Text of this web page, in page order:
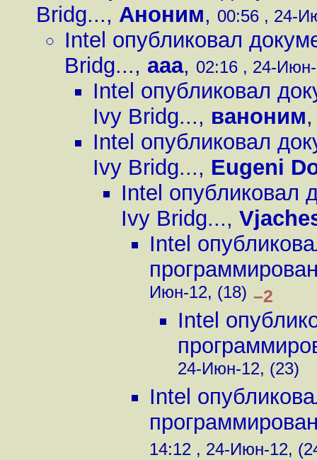
Bridg..., Аноним, 00:56 , 24-
Intel опубликовал
Bridg..., ааа, 02:16 , 24-
Intel опубликовал
Ivy Bridg..., ваноним
Intel опубликовал
Ivy Bridg..., Eugeni
Intel опубликовал
Ivy Bridg...,
Intel
Июн-12, (18) –2
Intel
24-Июн-12, (23)
Intel
14:12 , 24-Июн-12,